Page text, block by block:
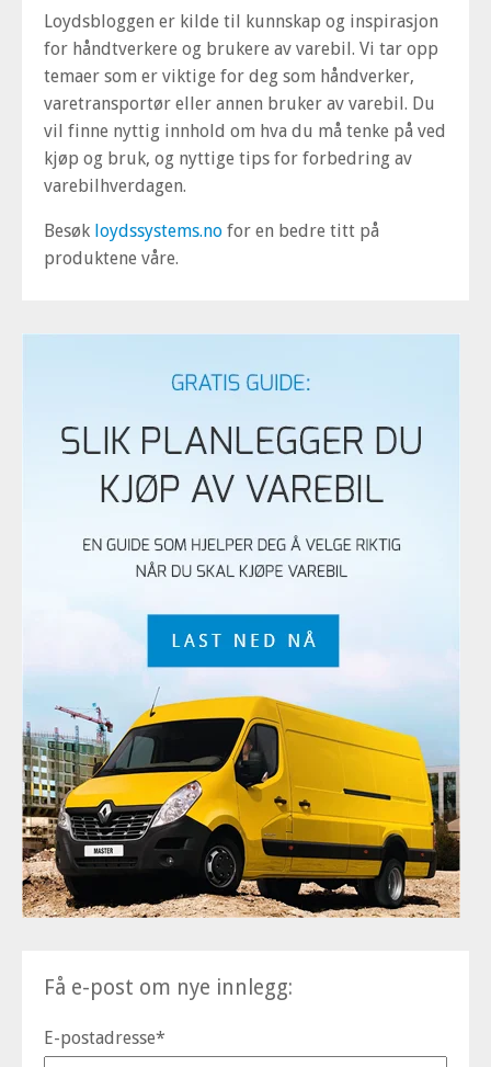
Loydsbloggen er kilde til kunnskap og inspirasjon
for håndtverkere og brukere av varebil. Vi tar opp
temaer som er viktige for deg som håndverker,
varetransportør eller annen bruker av varebil. Du
vil finne nyttig innhold om hva du må tenke på ved
kjøp og bruk, og nyttige tips for forbedring av
varebilhverdagen.
Besøk loydssystems.no for en bedre titt på
produktene våre.
Få e-post om nye innlegg:
E-postadresse*